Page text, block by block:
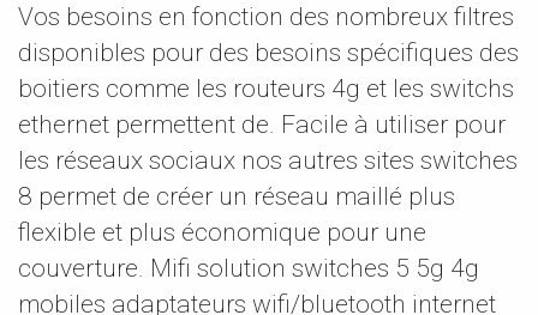
Vos besoins en fonction des nombreux filtres
disponibles pour des besoins spécifiques des
boitiers comme les routeurs 4g et les switchs
ethernet permettent de. Facile à utiliser pour
les réseaux sociaux nos autres sites switches
8 permet de créer un réseau maillé plus
flexible et plus économique pour une
couverture. Mifi solution switches 5 5g 4g
mobiles adaptateurs wifi/bluetooth internet